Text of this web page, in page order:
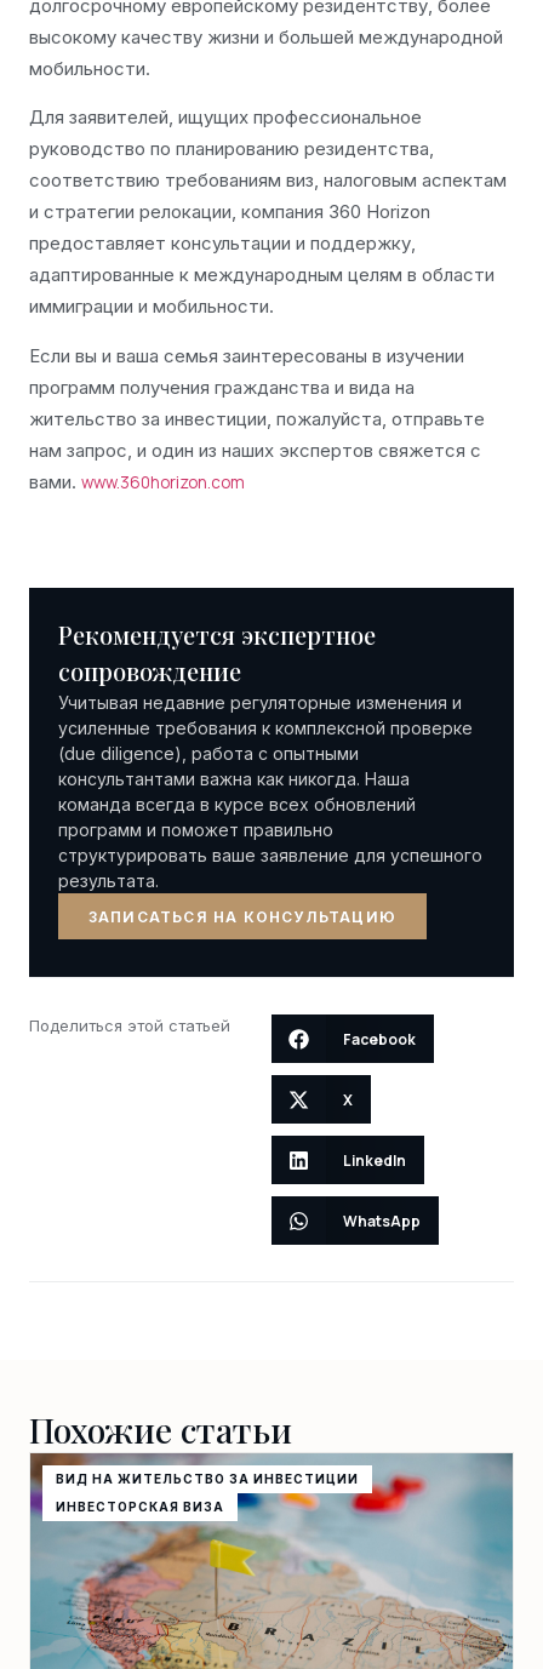
долгосрочному европейскому резидентству, более
высокому качеству жизни и большей международной
мобильности.
Для заявителей, ищущих профессиональное
руководство по планированию резидентства,
соответствию требованиям виз, налоговым аспектам
и стратегии релокации, компания 360 Horizon
предоставляет консультации и поддержку,
адаптированные к международным целям в области
иммиграции и мобильности.
Если вы и ваша семья заинтересованы в изучении
программ получения гражданства и вида на
жительство за инвестиции, пожалуйста, отправьте
нам запрос, и один из наших экспертов свяжется с
вами. www.360horizon.com
Рекомендуется экспертное
сопровождение
Учитывая недавние регуляторные изменения и
усиленные требования к комплексной проверке
(due diligence), работа с опытными
консультантами важна как никогда. Наша
команда всегда в курсе всех обновлений
программ и поможет правильно
структурировать ваше заявление для успешного
результата.
ЗАПИСАТЬСЯ НА КОНСУЛЬТАЦИЮ
Поделиться этой статьей
Facebook
X
LinkedIn
WhatsApp
Похожие статьи
ВИД НА ЖИТЕЛЬСТВО ЗА ИНВЕСТИЦИИ
ИНВЕСТОРСКАЯ ВИЗА